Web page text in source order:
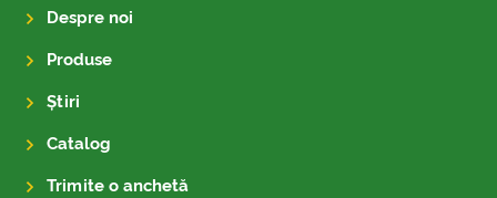
Despre noi
Produse
Știri
Catalog
Trimite o anchetă